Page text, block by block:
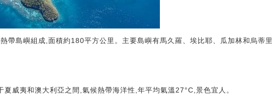
帶島嶼組成,面積約180平方公里。主要島嶼有馬久羅、埃比耶、瓜加林和烏蒂里
威夷和澳大利亞之間,氣候熱帶海洋性,年平均氣溫27°C,景色宜人。